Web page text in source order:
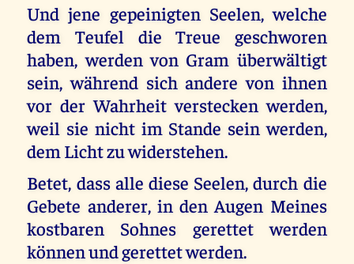
Und jene gepeinigten Seelen, welche
dem Teufel die Treue geschworen
haben, werden von Gram überwältigt
sein, während sich andere von ihnen
vor der Wahrheit verstecken werden,
weil sie nicht im Stande sein werden,
dem Licht zu widerstehen.
Betet, dass alle diese Seelen, durch die
Gebete anderer, in den Augen Meines
kostbaren Sohnes gerettet werden
können und gerettet werden.